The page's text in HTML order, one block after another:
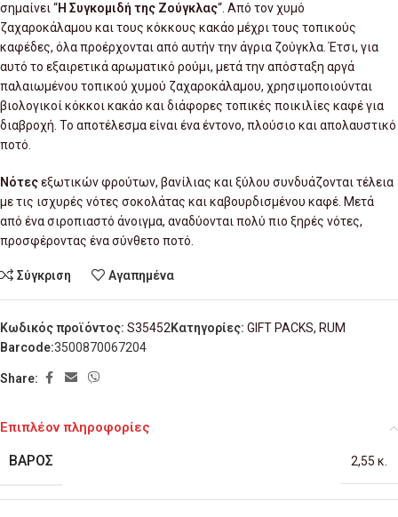
σημαίνει “Η Συγκομιδή της Ζούγκλας“. Από τον χυμό
ζαχαροκάλαμου και τους κόκκους κακάο μέχρι τους τοπικούς
καφέδες, όλα προέρχονται από αυτήν την άγρια ​​ζούγκλα. Έτσι, για
αυτό το εξαιρετικά αρωματικό ρούμι, μετά την απόσταξη αργά
παλαιωμένου τοπικού χυμού ζαχαροκάλαμου, χρησιμοποιούνται
βιολογικοί κόκκοι κακάο και διάφορες τοπικές ποικιλίες καφέ για
διαβροχή. Το αποτέλεσμα είναι ένα έντονο, πλούσιο και απολαυστικό
ποτό.
Νότεςεξωτικών φρούτων, βανίλιας και ξύλου συνδυάζονται τέλεια
με τις ισχυρές νότες σοκολάτας και καβουρδισμένου καφέ. Μετά
από ένα σιροπιαστό άνοιγμα, αναδύονται πολύ πιο ξηρές νότες,
προσφέροντας ένα σύνθετο ποτό.
Σύγκριση Αγαπημένα
Κωδικός προϊόντος: S35452Κατηγορίες: GIFT PACKS, RUM
Barcode:3500870067204
Share:
Επιπλέον πληροφορίες
ΒΆΡΟΣ 2,55 κ.